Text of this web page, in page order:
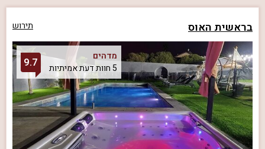
בראשית האוס תירוש
מדהים
5 חוות דעת אמיתיות
9.7